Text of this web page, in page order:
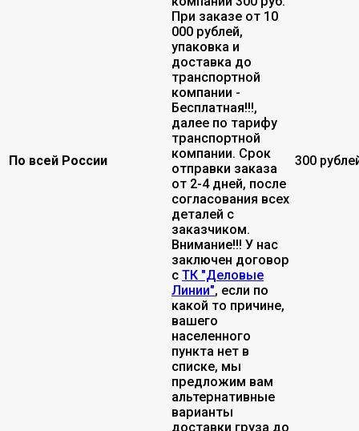
По всей России
При заказе от 10
000 рублей,
упаковка и
доставка до
транспортной
компании -
Бесплатная!!!,
далее по тарифу
транспортной
компании. Срок
отправки заказа
от 2-4 дней, после
согласования всех
деталей с
заказчиком.
Внимание!!! У нас
заключен договор
с ТК "Деловые
Линии", если по
какой то причине,
вашего
населенного
пункта нет в
списке, мы
предложим вам
альтернативные
варианты
доставки груза до
300